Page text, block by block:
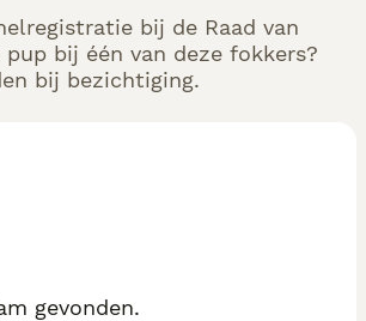
bij de Raad van
bij één van deze fokkers?
bij bezichtiging.
gevonden.